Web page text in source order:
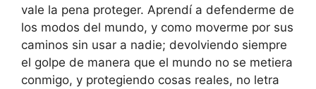
vale la pena proteger. Aprendí a defenderme de
los modos del mundo, y como moverme por sus
caminos sin usar a nadie; devolviendo siempre
el golpe de manera que el mundo no se metiera
conmigo, y protegiendo cosas reales, no letra